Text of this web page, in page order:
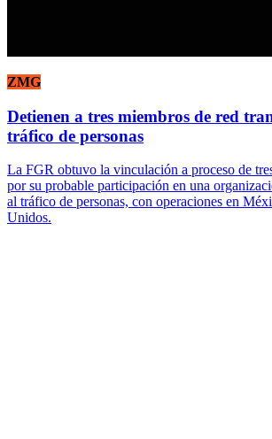
ZMG
Detienen a tres miembros de red
tráfico de personas
La FGR obtuvo la vinculación a proceso de
por su probable participación en una
al tráfico de personas, con operaciones en
Unidos.